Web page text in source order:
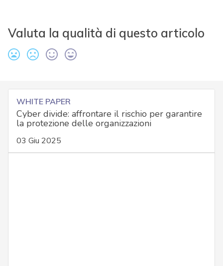
Valuta la qualità di questo articolo
WHITE PAPER
Cyber divide: affrontare il rischio per garantire
la protezione delle organizzazioni
03 Giu 2025